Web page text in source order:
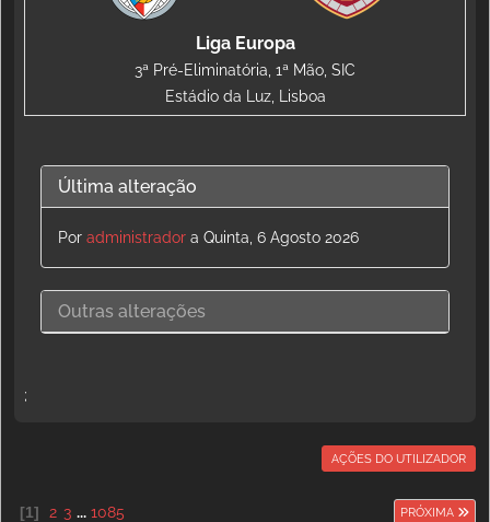
Liga Europa
3ª Pré-Eliminatória, 1ª Mão, SIC
Estádio da Luz, Lisboa
Última alteração
Por administrador a Quinta, 6 Agosto 2026
Outras alterações
;
AÇÕES DO UTILIZADOR
1 2 3 ... 1085 PRÓXIMA